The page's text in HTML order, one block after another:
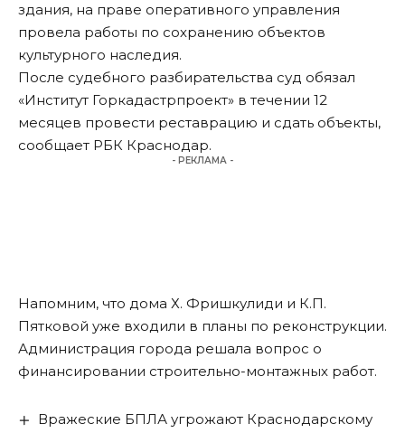
здания, на праве оперативного управления
провела работы по сохранению объектов
культурного наследия.
После судебного разбирательства суд обязал
«Институт Горкадастрпроект» в течении 12
месяцев провести реставрацию и сдать объекты,
сообщает РБК Краснодар.
- РЕКЛАМА -
Напомним, что дома Х. Фришкулиди и К.П.
Пятковой уже входили в планы по реконструкции.
Администрация города решала вопрос о
финансировании строительно-монтажных работ.
Вражеские БПЛА угрожают Краснодарскому